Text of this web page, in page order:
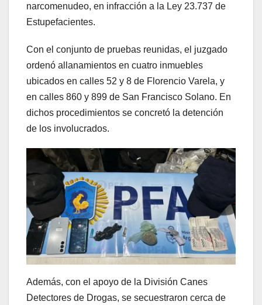
narcomenudeo, en infracción a la Ley 23.737 de
Estupefacientes.
Con el conjunto de pruebas reunidas, el juzgado
ordenó allanamientos en cuatro inmuebles
ubicados en calles 52 y 8 de Florencio Varela, y
en calles 860 y 899 de San Francisco Solano. En
dichos procedimientos se concretó la detención
de los involucrados.
Además, con el apoyo de la División Canes
Detectores de Drogas, se secuestraron cerca de